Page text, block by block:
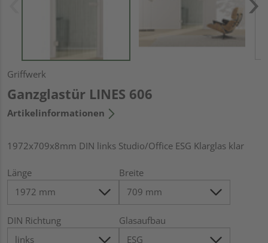
Griffwerk
Ganzglastür LINES 606
Artikelinformationen
1972x709x8mm DIN links Studio/Office ESG Klarglas klar
Länge Breite
DIN Richtung Glasaufbau